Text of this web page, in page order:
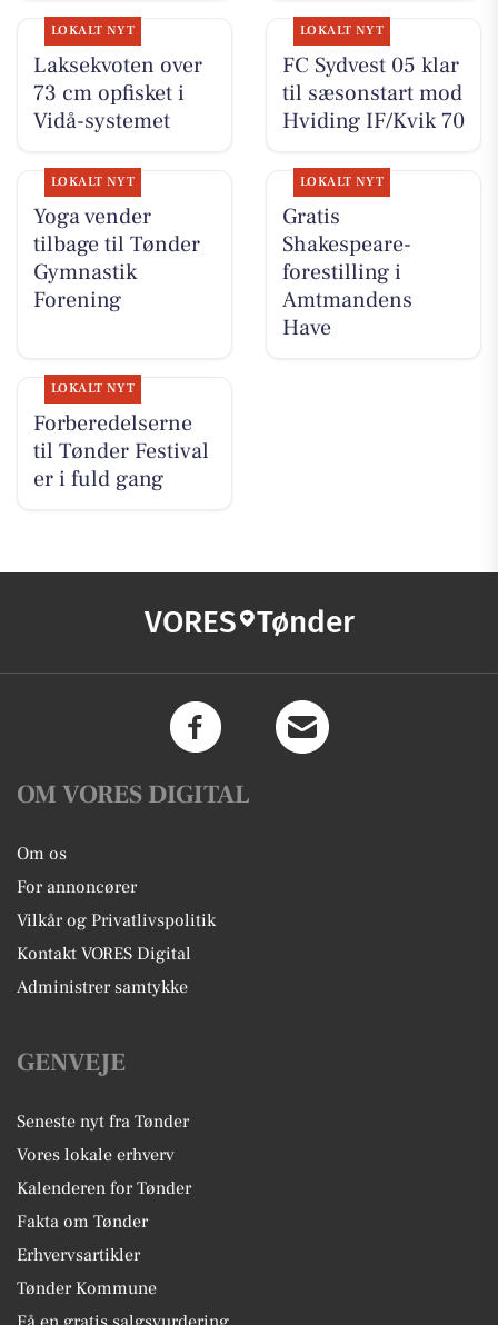
LOKALT NYT
Laksekvoten over
73 cm opfisket i
Vidå-systemet
LOKALT NYT
FC Sydvest 05 klar
til sæsonstart mod
Hviding IF/Kvik 70
LOKALT NYT
Yoga vender
tilbage til Tønder
Gymnastik
Forening
LOKALT NYT
Gratis
Shakespeare-
forestilling i
Amtmandens
Have
LOKALT NYT
Forberedelserne
til Tønder Festival
er i fuld gang
VORES Tønder
OM VORES DIGITAL
Om os
For annoncører
Vilkår og Privatlivspolitik
Kontakt VORES Digital
Administrer samtykke
GENVEJE
Seneste nyt fra Tønder
Vores lokale erhverv
Kalenderen for Tønder
Fakta om Tønder
Erhvervsartikler
Tønder Kommune